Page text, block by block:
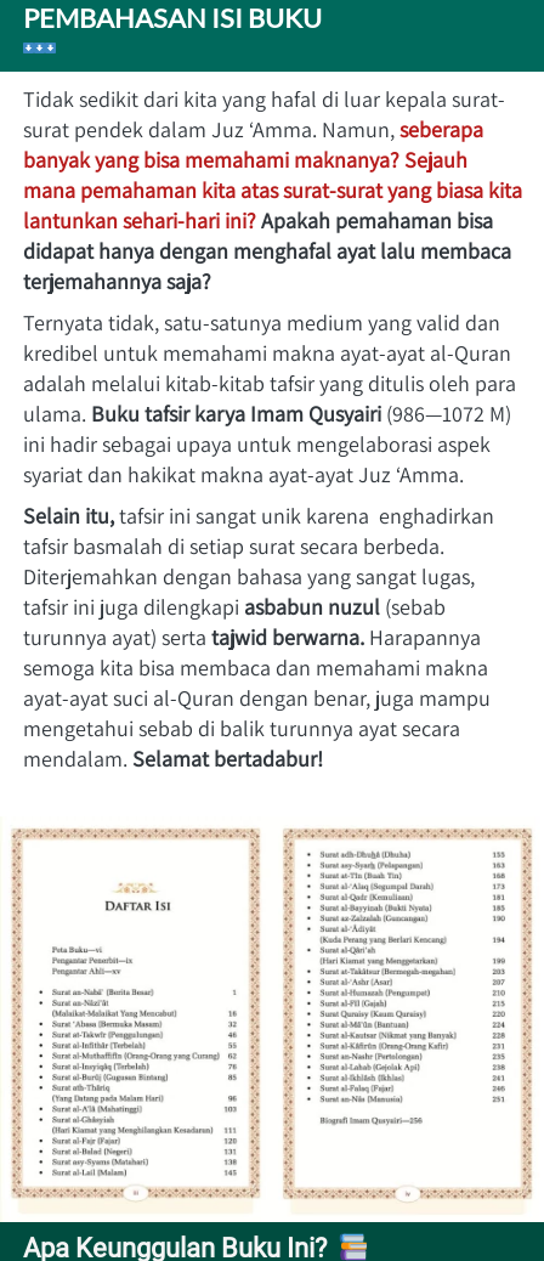
PEMBAHASAN ISI BUKU
Tidak sedikit dari kita yang hafal di luar kepala surat-
surat pendek dalam Juz ‘Amma. Namun, seberapa
banyak yang bisa memahami maknanya? Sejauh
mana pemahaman kita atas surat-surat yang biasa kita
lantunkan sehari-hari ini?Apakah pemahaman bisa
didapat hanya dengan menghafal ayat lalu membaca
terjemahannya saja?
Ternyata tidak, satu-satunya medium yang valid dan
kredibel untuk memahami makna ayat-ayat al-Quran
adalah melalui kitab-kitab tafsir yang ditulis oleh para
ulama. Buku tafsir karya Imam Qusyairi (986—1072 M)
ini hadir sebagai upaya untuk mengelaborasi aspek
syariat dan hakikat makna ayat-ayat Juz ‘Amma.
Selain itu, tafsir ini sangat unik karena  enghadirkan
tafsir basmalah di setiap surat secara berbeda.
Diterjemahkan dengan bahasa yang sangat lugas,
tafsir ini juga dilengkapi asbabun nuzul (sebab
turunnya ayat) serta tajwid berwarna. Harapannya
semoga kita bisa membaca dan memahami makna
ayat-ayat suci al-Quran dengan benar, juga mampu
mengetahui sebab di balik turunnya ayat secara
mendalam. Selamat bertadabur!
Apa Keunggulan Buku Ini?